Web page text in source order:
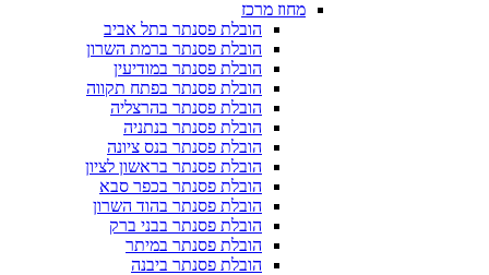
הובלת פסנתר בתל אביב
הובלת פסנתר ברמת השרון
הובלת פסנתר במודיעין
הובלת פסנתר בפתח תקווה
הובלת פסנתר בהרצליה
הובלת פסנתר בנתניה
הובלת פסנתר בנס ציונה
הובלת פסנתר בראשון לציון
הובלת פסנתר בכפר סבא
הובלת פסנתר בהוד השרון
הובלת פסנתר בבני ברק
הובלת פסנתר במיתר
הובלת פסנתר ביבנה